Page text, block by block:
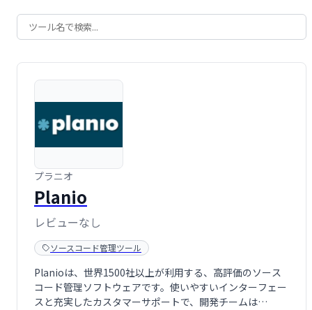
プラニオ
Planio
レビューなし
ソースコード管理ツール
Planioは、世界1500社以上が利用する、高評価のソース
コード管理ソフトウェアです。使いやすいインターフェー
スと充実したカスタマーサポートで、開発チームは